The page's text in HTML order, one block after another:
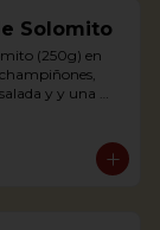
a baked
salad and
Solomito
(250g) en
y y una
Palitos de
arracacha